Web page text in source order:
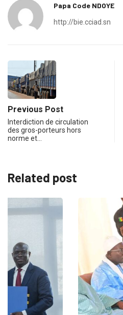
Papa Code NDOYE
http://bie.cciad.sn
Previous Post
Interdiction de circulation
des gros-porteurs hors
norme et…
Related post